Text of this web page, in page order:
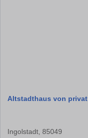
Altstadthaus von privat
Ingolstadt, 85049